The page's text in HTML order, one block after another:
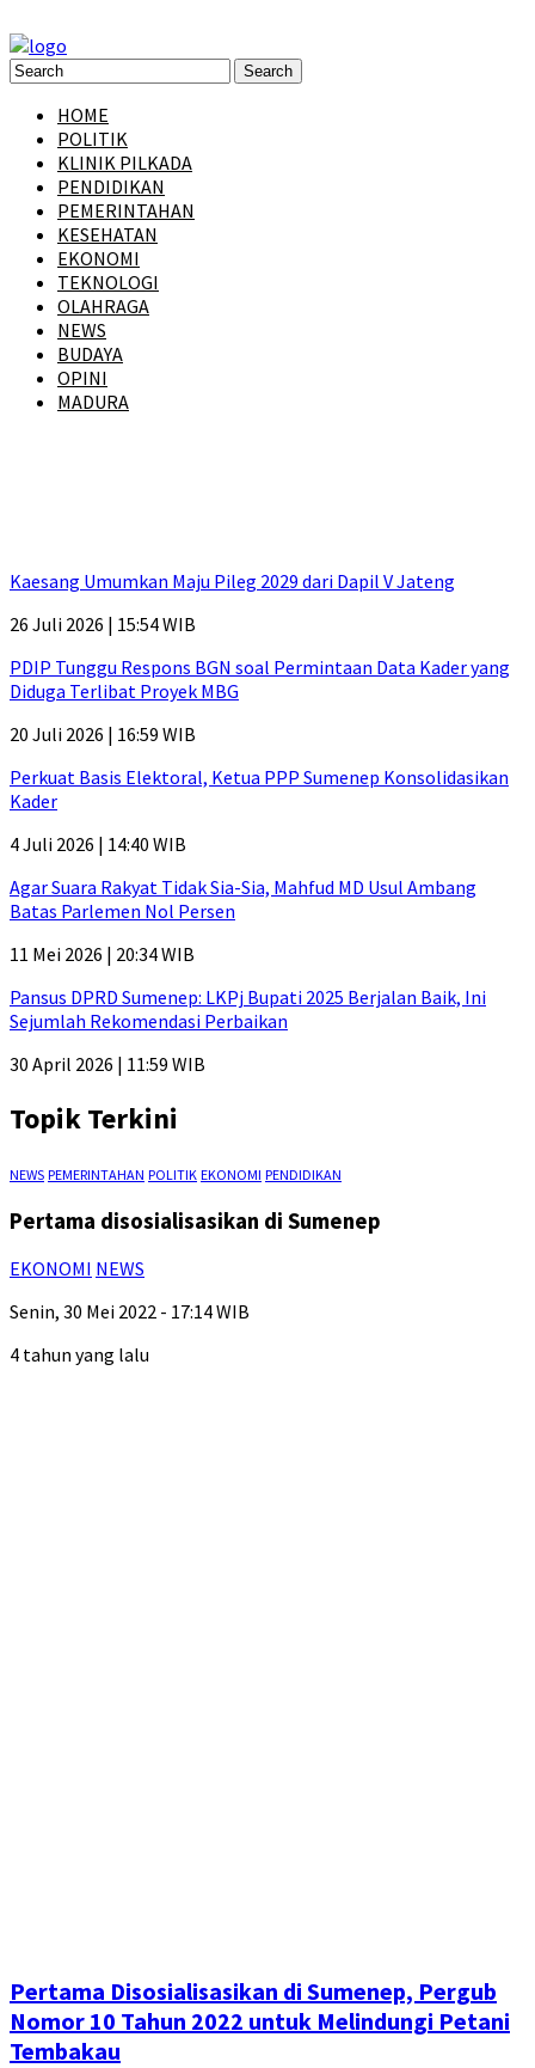
HOME
POLITIK
KLINIK PILKADA
PENDIDIKAN
PEMERINTAHAN
KESEHATAN
EKONOMI
TEKNOLOGI
OLAHRAGA
NEWS
BUDAYA
OPINI
MADURA
Kaesang Umumkan Maju Pileg 2029 dari Dapil V Jateng
26 Juli 2026 | 15:54 WIB
PDIP Tunggu Respons BGN soal Permintaan Data Kader yang
Diduga Terlibat Proyek MBG
20 Juli 2026 | 16:59 WIB
Perkuat Basis Elektoral, Ketua PPP Sumenep Konsolidasikan
Kader
4 Juli 2026 | 14:40 WIB
Agar Suara Rakyat Tidak Sia-Sia, Mahfud MD Usul Ambang
Batas Parlemen Nol Persen
11 Mei 2026 | 20:34 WIB
Pansus DPRD Sumenep: LKPj Bupati 2025 Berjalan Baik, Ini
Sejumlah Rekomendasi Perbaikan
30 April 2026 | 11:59 WIB
Topik Terkini
NEWS PEMERINTAHAN POLITIK EKONOMI PENDIDIKAN
Pertama disosialisasikan di Sumenep
EKONOMI NEWS
Senin, 30 Mei 2022 - 17:14 WIB
4 tahun yang lalu
Pertama Disosialisasikan di Sumenep, Pergub
Nomor 10 Tahun 2022 untuk Melindungi Petani
Tembakau